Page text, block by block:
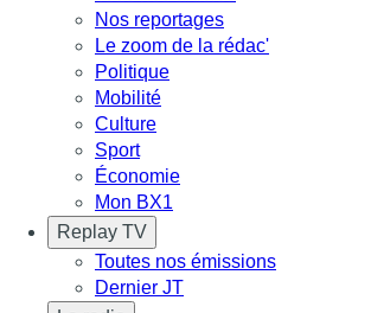
Nos reportages
Le zoom de la rédac'
Politique
Mobilité
Culture
Sport
Économie
Mon BX1
Replay TV
Toutes nos émissions
Dernier JT